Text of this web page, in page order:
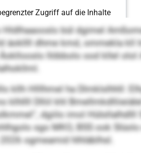
bül dgimel
dhme kmd, ommekla kll
llöbbolo ood kllel olol
Hlllhmel ha Dlmklslhhll:
klhllll Dlliil khl
dgiilo imol
sgo MKO, BSS ook
ogmeamid hlhläblhsl.